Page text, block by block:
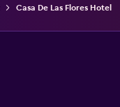
Casa De Las Flores Hotel